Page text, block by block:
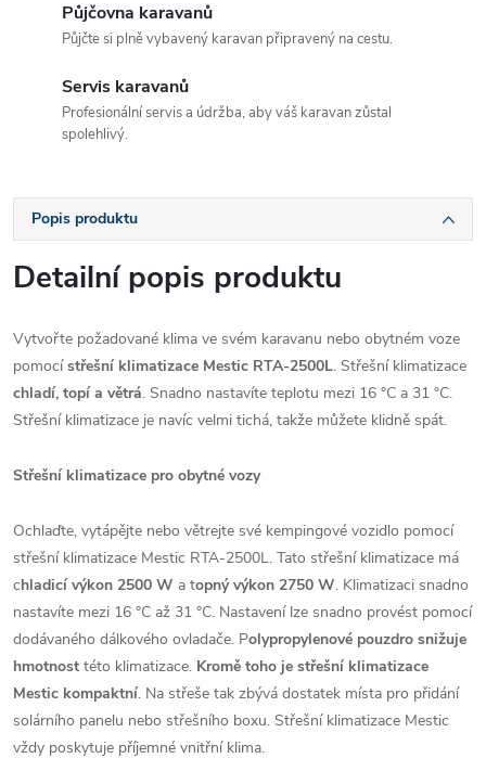
Půjčovna karavanů
Půjčte si plně vybavený karavan připravený na cestu.
Servis karavanů
Profesionální servis a údržba, aby váš karavan zůstal
spolehlivý.
Popis produktu
Detailní popis produktu
Vytvořte požadované klima ve svém karavanu nebo obytném voze
pomocístřešní klimatizace Mestic RTA-2500L. Střešní klimatizace
chladí, topí a větrá. Snadno nastavíte teplotu mezi 16 °C a 31 °C.
Střešní klimatizace je navíc velmi tichá, takže můžete klidně spát.
Střešní klimatizace pro obytné vozy
Ochlaďte, vytápějte nebo větrejte své kempingové vozidlo pomocí
střešní klimatizace Mestic RTA-2500L. Tato střešní klimatizace má
chladicí výkon 2500 W a topný výkon 2750 W. Klimatizaci snadno
nastavíte mezi 16 °C až 31 °C. Nastavení lze snadno provést pomocí
dodávaného dálkového ovladače. Polypropylenové pouzdro snižuje
hmotnost této klimatizace. Kromě toho je střešní klimatizace
Mestic kompaktní. Na střeše tak zbývá dostatek místa pro přidání
solárního panelu nebo střešního boxu. Střešní klimatizace Mestic
vždy poskytuje příjemné vnitřní klima.